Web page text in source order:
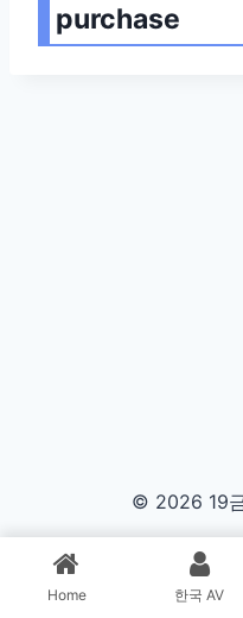
purchase
© 2026 19
해당 사이트는 파트너스
Home 한국 AV